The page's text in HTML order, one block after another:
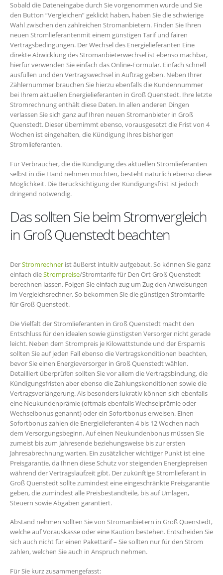
Sobald die Dateneingabe durch Sie vorgenommen wurde und Sie
den Button “Vergleichen” geklickt haben, haben Sie die schwierige
Wahl zwischen den zahlreichen Stromanbietern. Finden Sie Ihren
neuen Stromlieferantenmit einem günstigen Tarif und fairen
Vertragsbedingungen. Der Wechsel des Energielieferanten Eine
direkte Abwicklung des Stromanbieterwechsel ist ebenso machbar,
hierfür verwenden Sie einfach das Online-Formular. Einfach schnell
ausfüllen und den Vertragswechsel in Auftrag geben. Neben Ihrer
Zählernummer brauchen Sie hierzu ebenfalls die Kundennummer
bei Ihrem aktuellen Energielieferanten in Groß Quenstedt. Ihre letzte
Stromrechnung enthält diese Daten. In allen anderen Dingen
verlassen Sie sich ganz auf Ihren neuen Stromanbieter in Groß
Quenstedt. Dieser übernimmt ebenso, vorausgesetzt die Frist von 4
Wochen ist eingehalten, die Kündigung Ihres bisherigen
Stromlieferanten.
Für Verbraucher, die die Kündigung des aktuellen Stromlieferanten
selbst in die Hand nehmen möchten, besteht natürlich ebenso diese
Möglichkeit. Die Berücksichtigung der Kündigungsfrist ist jedoch
dringend notwendig.
Das sollten Sie beim Stromvergleich
in Groß Quenstedt beachten
DerStromrechner ist äußerst intuitiv aufgebaut. So können Sie ganz
einfach dieStrompreise/Stromtarife für Den Ort Groß Quenstedt
berechnen lassen. Folgen Sie einfach zug um Zug den Anweisungen
im Vergleichsrechner. So bekommen Sie die günstigen Stromtarife
für Groß Quenstedt.
Die Vielfalt der Stromlieferanten in Groß Quenstedt macht den
Entschluss für den idealen sowie günstigsten Versorger nicht gerade
leicht. Neben dem Strompreis je Kilowattstunde und der Ersparnis
sollten Sie auf jeden Fall ebenso die Vertragskonditionen beachten,
bevor Sie einen Energieversorger in Groß Quenstedt wählen.
Detailliert überprüfen sollten Sie vor allem die Vertragsbindung, die
Kündigungsfristen aber ebenso die Zahlungskonditionen sowie die
Vertragsverlängerung. Als besonders lukrativ können sich ebenfalls
eine Neukundenprämie (oftmals ebenfalls Wechselprämie oder
Wechselbonus genannt) oder ein Sofortbonus erweisen. Einen
Sofortbonus zahlen die Energielieferanten 4 bis 12 Wochen nach
dem Versorgungsbeginn. Auf einen Neukundenbonus müssen Sie
zumeist bis zum Jahresende beziehungsweise bis zur ersten
Jahresabrechnung warten. Ein zusätzlicher wichtiger Punkt ist eine
Preisgarantie, da Ihnen diese Schutz vor steigenden Energiepreisen
während der Vertragslaufzeit gibt. Der zukünftige Stromlieferant in
Groß Quenstedt sollte zumindest eine eingeschränkte Preisgarantie
geben, die zumindest alle Preisbestandteile, bis auf Umlagen,
Steuern sowie Abgaben garantiert.
Abstand nehmen sollten Sie von Stromanbietern in Groß Quenstedt,
welche auf Vorauskasse oder eine Kaution bestehen. Entscheiden Sie
sich auch nicht für einen Pakettarif – Sie sollten nur für den Strom
zahlen, welchen Sie auch in Anspruch nehmen.
Für Sie kurz zusammengefasst: